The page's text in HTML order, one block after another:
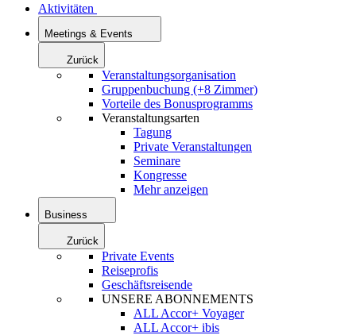
Aktivitäten
Meetings & Events
Zurück
Veranstaltungsorganisation
Gruppenbuchung (+8 Zimmer)
Vorteile des Bonusprogramms
Veranstaltungsarten
Tagung
Private Veranstaltungen
Seminare
Kongresse
Mehr anzeigen
Business
Zurück
Private Events
Reiseprofis
Geschäftsreisende
UNSERE ABONNEMENTS
ALL Accor+ Voyager
ALL Accor+ ibis